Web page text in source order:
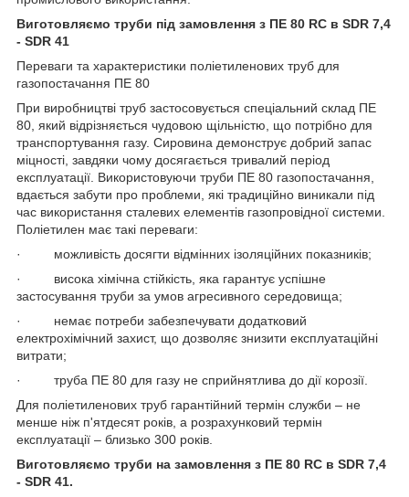
Виготовляємо труби під замовлення з ПE 80 RC в SDR 7,4
- SDR 41
Переваги та характеристики поліетиленових труб для
газопостачання ПЕ 80
При виробництві труб застосовується спеціальний склад ПЕ
80, який відрізняється чудовою щільністю, що потрібно для
транспортування газу. Сировина демонструє добрий запас
міцності, завдяки чому досягається тривалий період
експлуатації. Використовуючи труби ПЕ 80 газопостачання,
вдається забути про проблеми, які традиційно виникали під
час використання сталевих елементів газопровідної системи.
Поліетилен має такі переваги:
· можливість досягти відмінних ізоляційних показників;
· висока хімічна стійкість, яка гарантує успішне
застосування труби за умов агресивного середовища;
· немає потреби забезпечувати додатковий
електрохімічний захист, що дозволяє знизити експлуатаційні
витрати;
· труба ПЕ 80 для газу не сприйнятлива до дії корозії.
Для поліетиленових труб гарантійний термін служби – не
менше ніж п'ятдесят років, а розрахунковий термін
експлуатації – близько 300 років.
Виготовляємо труби на замовлення з ПE 80 RC в SDR 7,4
- SDR 41.